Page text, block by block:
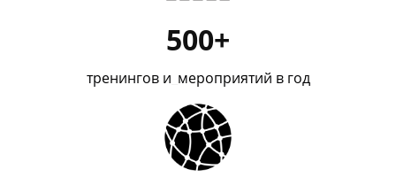
500+
тренингов и мероприятий в год